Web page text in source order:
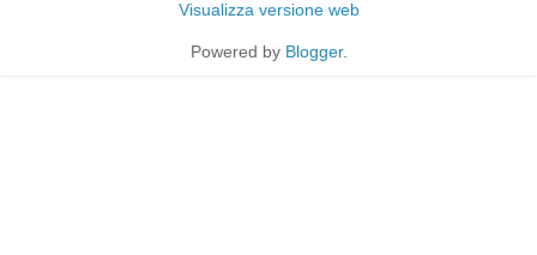
Visualizza versione web
Powered by Blogger.